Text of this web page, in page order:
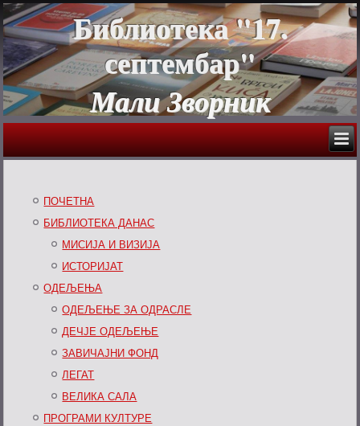
Библиотека "17.
септембар"
Мали Зворник
ПОЧЕТНА
БИБЛИОТЕКА ДАНАС
МИСИЈА И ВИЗИЈА
ИСТОРИЈАТ
ОДЕЉЕЊА
ОДЕЉЕЊЕ ЗА ОДРАСЛЕ
ДЕЧЈЕ ОДЕЉЕЊЕ
ЗАВИЧАЈНИ ФОНД
ЛЕГАТ
ВЕЛИКА САЛА
ПРОГРАМИ КУЛТУРЕ